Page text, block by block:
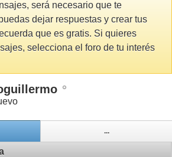
será necesario que te
dejar respuestas y crear tus
que es gratis. Si quieres
selecciona el foro de tu interés
...